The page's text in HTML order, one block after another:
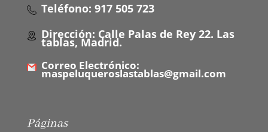
Teléfono: 917 505 723
Dirección: Calle Palas de Rey 22. Las
tablas, Madrid.
Correo Electrónico:
maspeluqueroslastablas@gmail.com
Páginas